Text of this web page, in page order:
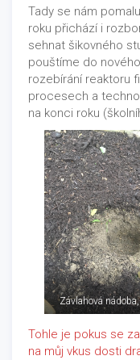
Tady se nám
roku přichází i
sehnat šikovného
pouštíme do
rozebírání reaktoru
procesech a
na konci roku
Závlahová
Tohle je pokus se
na můj vkus dosti